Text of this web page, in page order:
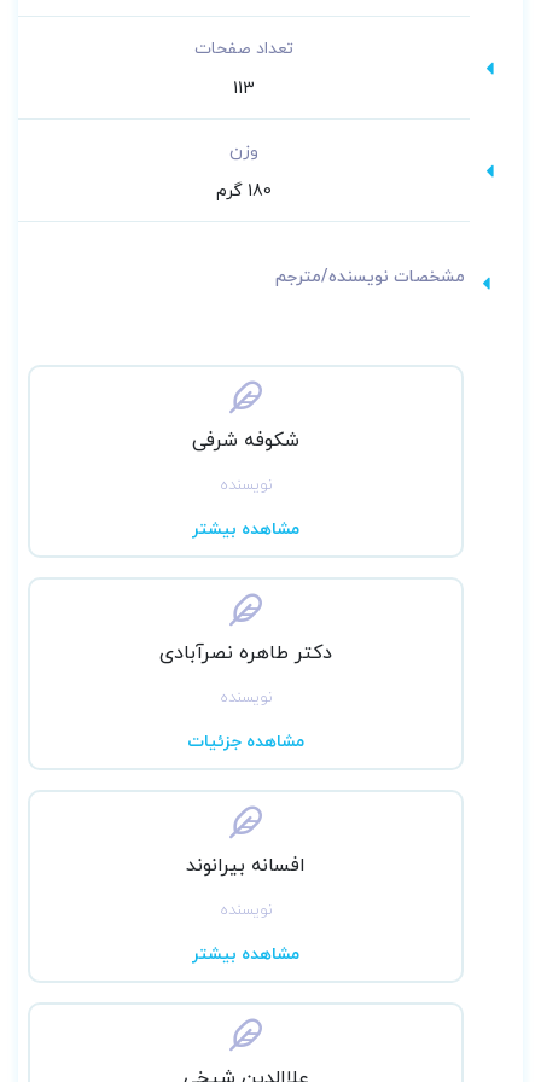
تعداد صفحات
113
وزن
180 گرم
مشخصات نویسنده/مترجم
شکوفه شرفی
نویسنده
مشاهده بیشتر
دکتر طاهره نصرآبادی
نویسنده
مشاهده جزئیات
افسانه بیرانوند
نویسنده
مشاهده بیشتر